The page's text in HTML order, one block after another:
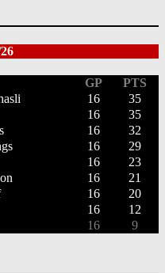
GP
PTS
16
35
16
35
16
32
16
29
16
23
16
21
16
20
16
12
16
9